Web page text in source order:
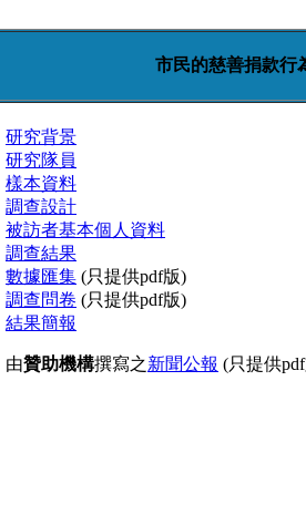
市民的慈善捐款行
研究背景
研究隊員
樣本資料
調查設計
被訪者基本個人資料
調查結果
數據匯集 (只提供pdf版)
調查問卷 (只提供pdf版)
結果簡報
由贊助機構撰寫之新聞公報 (只提供